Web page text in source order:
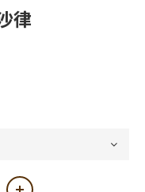
會員‼️積分當錢洗‼️
律